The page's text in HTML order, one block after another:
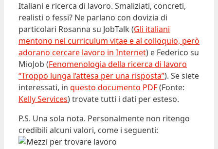
Italiani e ricerca di lavoro. Smaliziati, concreti,
realisti o fessi? Ne parlano con dovizia di
particolari Rosanna su JobTalk (Gli italiani
mentono nel curriculum vitae e al colloquio, però
adorano cercare lavoro in Internet) e Federico su
MioJob (Fenomenologia della ricerca di lavoro
“Troppo lunga l’attesa per una risposta”). Se siete
interessati, in questo documento PDF(Fonte:
Kelly Services) trovate tutti i dati per esteso.
P.S. Una sola nota. Personalmente non ritengo
credibili alcuni valori, come i seguenti: